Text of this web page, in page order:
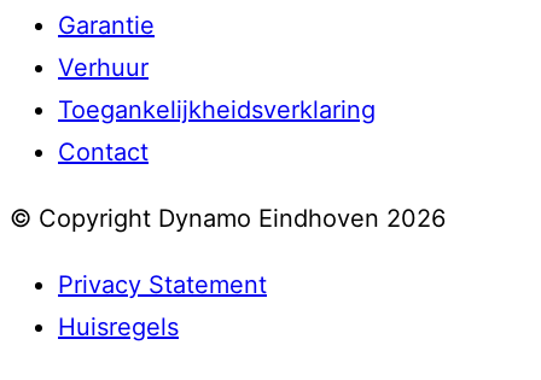
Garantie
Verhuur
Toegankelijkheidsverklaring
Contact
© Copyright Dynamo Eindhoven 2026
Privacy Statement
Huisregels